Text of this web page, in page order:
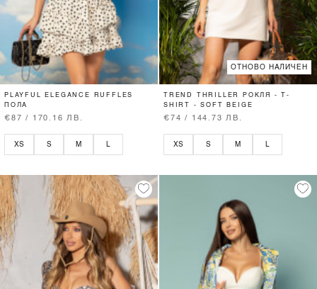
PLAYFUL ELEGANCE RUFFLES
ПОЛА
€87 / 170.16 ЛВ.
XS S M
ОТНОВО НАЛИЧЕН
TREND THRILLER РОКЛЯ - T-
SHIRT - SOFT BEIGE
€74 / 144.73 ЛВ.
XS S M